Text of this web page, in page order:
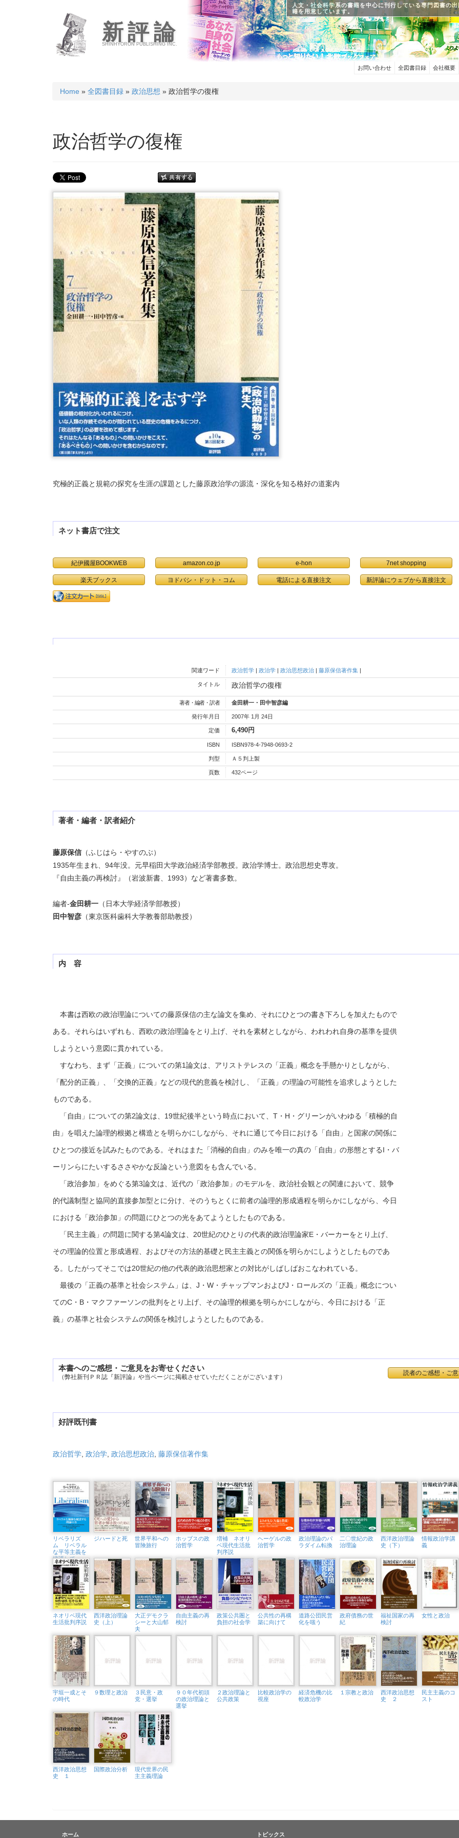
新評論
SHINHYORON PUBLISHING INC.
人文・社会科学系の書籍を中心に刊行している専門図書の
籍を用意しています。
お問い合わせ 全図書目録 会社概要
Home » 全図書目録 » 政治思想 » 政治哲学の復権
政治哲学の復権
究極的正義と規範の探究を生涯の課題とした藤原政治学の源流・深化を知る格好の道案内
ネット書店で注文
紀伊國屋BOOKWEB amazon.co.jp e-hon 7net shopping
楽天ブックス ヨドバシ・ドット・コム 電話による直接注文
関連ワード 政治哲学 |政治学 |政治思想政治 |藤原保信著作集 |
政治哲学の復権
タイトル
著者・編者・訳者 金田耕一・田中智彦編
発行年月日 2007年 1月 24日
定価 6,490円
ISBN ISBN978-4-7948-0693-2
判型 Ａ５判上製
頁数 432ページ
著者・編者・訳者紹介
藤原保信 （ふじはら・やすのぶ）
1935年生まれ、94年没。元早稲田大学政治経済学部教授。政治学博士。政治思想史専攻。
『自由主義の再検討』（岩波新書、1993）など著書多数。
編者-金田耕一 （日本大学経済学部教授）
田中智彦 （東京医科歯科大学教養部助教授）
内 容
本書は西欧の政治理論についての藤原保信の主な論文を集め、それにひとつの書き下ろしを加えたもので
ある。それらはいずれも、西欧の政治理論をとり上げ、それを素材としながら、われわれ自身の基準を提供
しようという意図に貫かれている。
すなわち、まず「正義」についての第1論文は、アリストテレスの「正義」概念を手懸かりとしながら、
「配分的正義」、「交換的正義」などの現代的意義を検討し、「正義」の理論の可能性を追求しようとした
ものである。
「自由」についての第2論文は、19世紀後半という時点において、T・H・グリーンがいわゆる「積極的自
由」を唱えた論理的根拠と構造とを明らかにしながら、それに通じて今日における「自由」と国家の関係に
ひとつの接近を試みたものである。それはまた「消極的自由」のみを唯一の真の「自由」の形態とするI・バ
ーリンらにたいするささやかな反論という意図をも含んでいる。
「政治参加」をめぐる第3論文は、近代の「政治参加」のモデルを、政治社会観との関連において、競争
的代議制型と協同的直接参加型とに分け、そのうちとくに前者の論理的形成過程を明らかにしながら、今日
における「政治参加」の問題にひとつの光をあてようとしたものである。
「民主主義」の問題に関する第4論文は、20世紀のひとりの代表的政治理論家E・バーカーをとり上げ、
その理論的位置と形成過程、およびその方法的基礎と民主主義との関係を明らかにしようとしたものであ
る。したがってそこでは20世紀の他の代表的政治思想家との対比がしばしばおこなわれている。
最後の「正義の基準と社会システム」は、J・W・チャップマンおよびJ・ロールズの「正義」概念につい
てのC・B・マクファーソンの批判をとり上げ、その論理的根拠を明らかにしながら、今日における「正
義」の基準と社会システムの関係を検討しようとしたものである。
本書へのご感想・ご意見をお寄せください
（弊社新刊ＰＲ誌『新評論』や当ページに掲載させていただくことがございます）
読者のご感想・ご
好評既刊書
政治哲学 政治学 政治思想政治 藤原保信著作集
リベラリズ
ム リベラル
な平等主義を
擁護して
ジハードと死
世界平和への
冒険旅行
ホッブスの政
治哲学
増補 ネオリ
ベ現代生活批
判序説
ヘーゲルの政
治哲学
政治理論のパ
ラダイム転換
二〇世紀の政
治理論
西洋政治理論
史（下）
情報政治学講
義
ネオリベ現代
生活批判序説
西洋政治理論
史（上）
大正デモクラ
シーと大山郁
夫
自由主義の再
検討
政策公共圏と
負担の社会学
公共性の再構
築に向けて
道路公団民営
化を嗤う
政府債務の世
紀
福祉国家の再
検討
女性と政治
宇垣一成とそ
の時代
９数理と政治
３民意・政
党・選挙
９０年代初頭
の政治理論と
選挙
２政治理論と
公共政策
比較政治学の
視座
経済危機の比
較政治学
１宗教と政治
西洋政治思想
史 ２
民主主義のコ
スト
西洋政治思想
史 １
国際政治分析
現代世界の民
主主義理論
ホーム トピックス